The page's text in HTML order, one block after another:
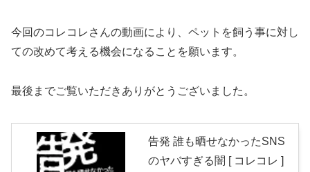
今回のコレコレさんの動画により、ペットを飼う事に対し
ての改めて考える機会になることを願います。
最後までご覧いただきありがとうございました。
告発 誰も晒せなかったSNS
のヤバすぎる闇 [ コレコレ ]